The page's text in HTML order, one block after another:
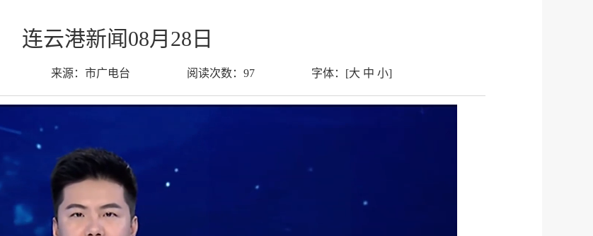
连云港新闻08月28日
来源： 市广电台 阅读次数： 97 字体： [大 中 小]